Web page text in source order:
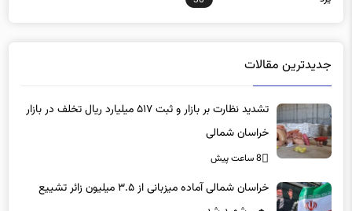
جدیدترین مقالات
خراسان شمالی
8 ساعت پیش